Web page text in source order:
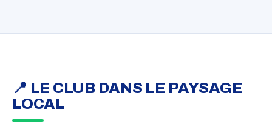
📍 LE CLUB DANS LE PAYSAGE
LOCAL